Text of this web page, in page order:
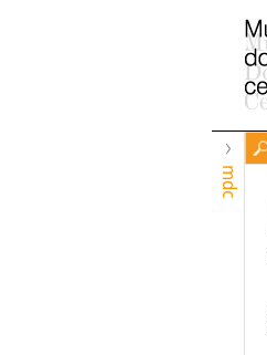
mdc